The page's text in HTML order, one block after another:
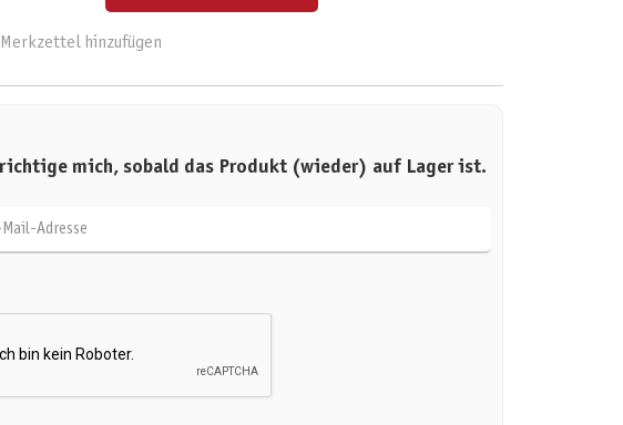
Merkzettel hinzufügen
mich, sobald das Produkt (wieder) auf Lager ist.